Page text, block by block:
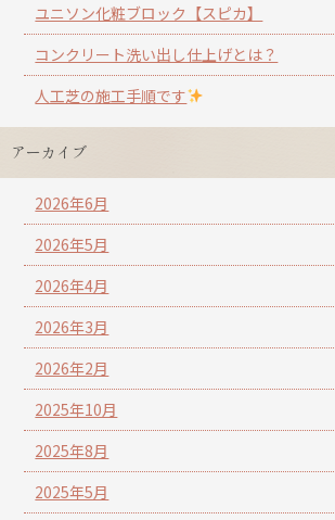
ユニソン化粧ブロック【スピカ】
コンクリート洗い出し仕上げとは？
人工芝の施工手順です
アーカイブ
2026年6月
2026年5月
2026年4月
2026年3月
2026年2月
2025年10月
2025年8月
2025年5月